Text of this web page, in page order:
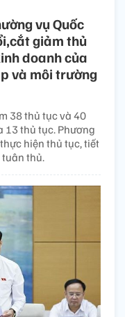
vụ Quốc
giảm thủ
doanh của
và môi trường
38 thủ tục và 40
13 thủ tục. Phương
hiện thủ tục, tiết
thủ.